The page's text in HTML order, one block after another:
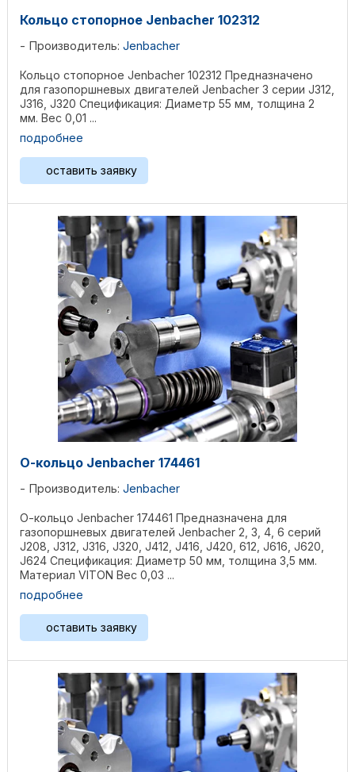
Кольцо стопорное Jenbacher 102312
Производитель: Jenbacher
Кольцо стопорное Jenbacher 102312 Предназначено
для газопоршневых двигателей Jenbacher 3 серии J312,
J316, J320 Спецификация: Диаметр 55 мм, толщина 2
мм. Вес 0,01 ...
подробнее
оставить заявку
О-кольцо Jenbacher 174461
Производитель: Jenbacher
О-кольцо Jenbacher 174461 Предназначена для
газопоршневых двигателей Jenbacher 2, 3, 4, 6 серий
J208, J312, J316, J320, J412, J416, J420, 612, J616, J620,
J624 Спецификация: Диаметр 50 мм, толщина 3,5 мм.
Материал VITON Вес 0,03 ...
подробнее
оставить заявку